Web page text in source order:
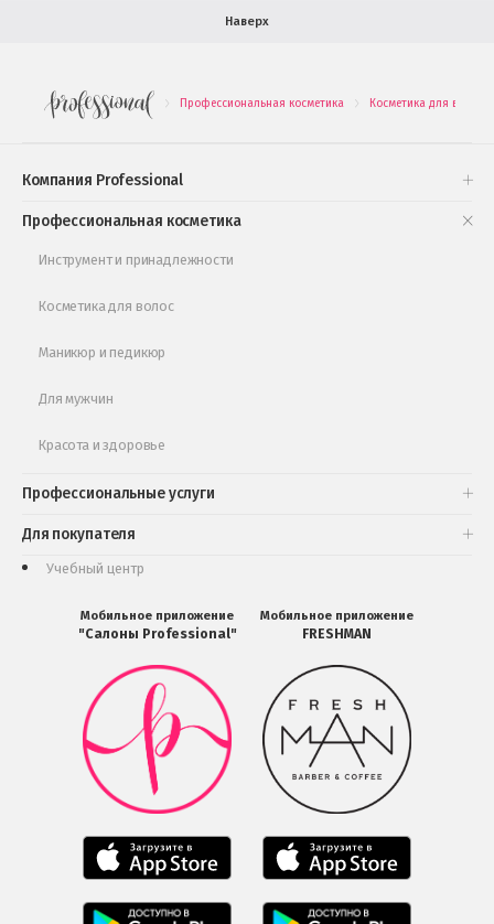
Наверх
. Профессиональная косметика . Косметика для волос
Компания Professional
Профессиональная косметика
Инструмент и принадлежности
Косметика для волос
Маникюр и педикюр
Для мужчин
Красота и здоровье
Профессиональные услуги
Для покупателя
Подарочные наборы
Обучающее видео
Учебный центр
Мобильное приложение
"Салоны Professional"
Мобильное
приложение
Салоны
Professional
загрузить
в
Google
Мобильное
приложение
Professional
Мобильное
Мобильное приложение
FRESHMAN
Мобильное
приложение
FRESHMAN
в
Google
Play
Мобильное
приложение
загрузить
Мобильное